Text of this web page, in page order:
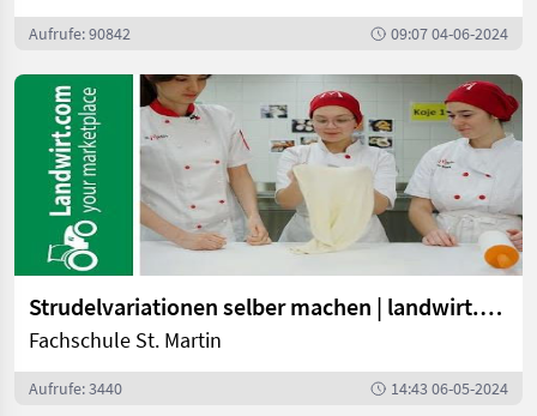
Aufrufe: 90842 09:07 04-06-2024
Strudelvariationen selber machen | landwirt.com
Fachschule St. Martin
Aufrufe: 3440 14:43 06-05-2024